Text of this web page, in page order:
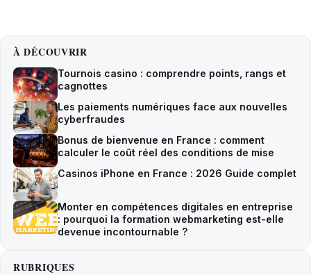
À DÉCOUVRIR
Tournois casino : comprendre points, rangs et
cagnottes
Les paiements numériques face aux nouvelles
cyberfraudes
Bonus de bienvenue en France : comment
calculer le coût réel des conditions de mise
Casinos iPhone en France : 2026 Guide complet
Monter en compétences digitales en entreprise
: pourquoi la formation webmarketing est-elle
devenue incontournable ?
RUBRIQUES